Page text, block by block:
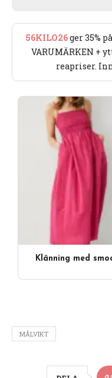
56KILO26ger 35%
VARUMÄRKEN +
reapriser.
Klänning med
MÅLVIKT